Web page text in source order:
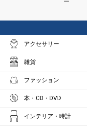
アクセサリー
雑貨
ファッション
本・CD・DVD
インテリア・時計